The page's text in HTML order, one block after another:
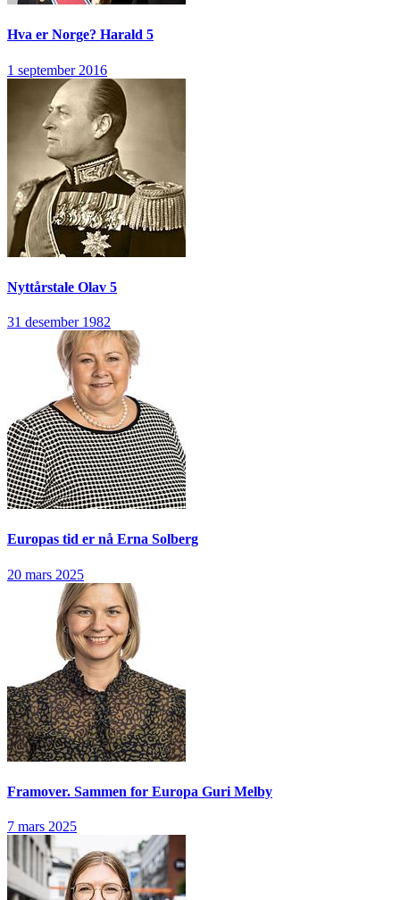
Hva er Norge? Harald 5
1 september 2016
Nyttårstale Olav 5
31 desember 1982
Europas tid er nå Erna Solberg
20 mars 2025
Framover. Sammen for Europa Guri Melby
7 mars 2025